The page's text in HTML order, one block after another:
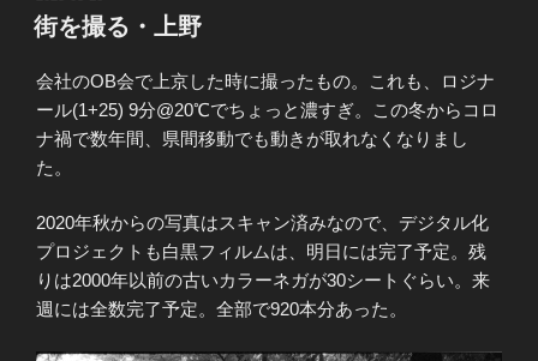
稿
日:
街を撮る・上野
会社のOB会で上京した時に撮ったもの。これも、ロジナ
ール(1+25) 9分@20℃でちょっと濃すぎ。この冬からコロ
ナ禍で数年間、県間移動でも動きが取れなくなりまし
た。
2020年秋からの写真はスキャン済みなので、デジタル化
プロジェクトも白黒フィルムは、明日には完了予定。残
りは2000年以前の古いカラーネガが30シートぐらい。来
週には全数完了予定。全部で920本分あった。